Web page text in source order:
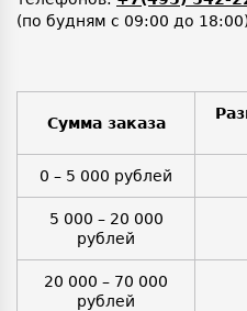
(по будням с 09:00 до
Сумма заказа
0 – 5 000 рублей
5 000 – 20 000
рублей
20 000 – 70 000
рублей